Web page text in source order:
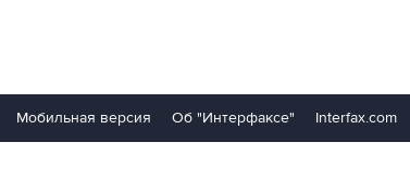
Мобильная версия Об "Интерфаксе" Interfax.com